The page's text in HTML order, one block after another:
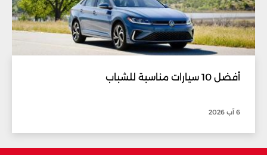
أفضل 10 سيارات مناسبة للشباب
6 آب 2026